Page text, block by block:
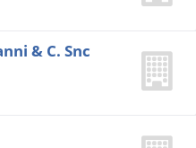
& C. Snc